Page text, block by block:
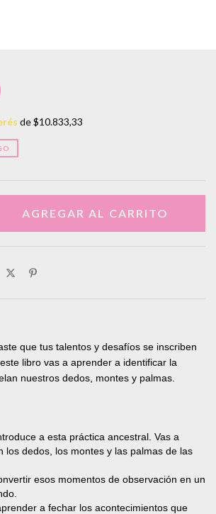
de$10.833,33
que tus talentos y desafíos se inscriben
libro vas a aprender a identificar la
nuestros dedos, montes y palmas.
a esta práctica ancestral. Vas a
los dedos, los montes y las palmas de las
esos momentos de observación en un
a fechar los acontecimientos que